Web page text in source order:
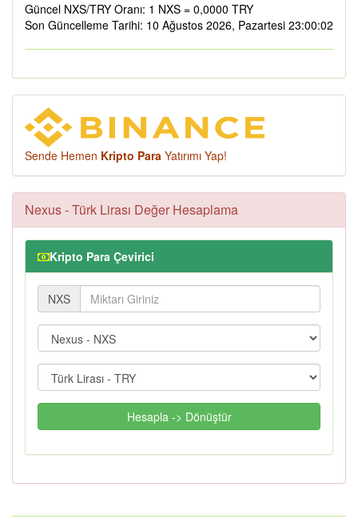
Güncel NXS/TRY Oranı: 1 NXS = 0,0000 TRY
Son Güncelleme Tarihi: 10 Ağustos 2026, Pazartesi 23:00:02
Sende Hemen Kripto Para Yatırımı Yap!
Nexus - Türk Lirası Değer Hesaplama
Kripto Para Çevirici
NXS
Hesapla -> Dönüştür